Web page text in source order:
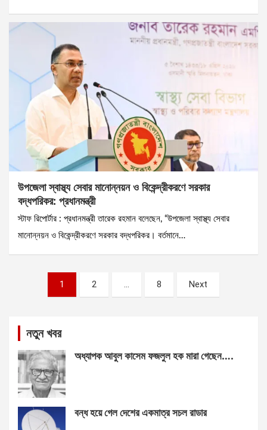
উপজেলা স্বাস্থ্য সেবার মানোন্নয়ন ও বিকেন্দ্রীকরণে সরকার
বদ্ধপরিকর: প্রধানমন্ত্রী
স্টাফ রিপোর্টার : প্রধানমন্ত্রী তারেক রহমান বলেছেন, “উপজেলা স্বাস্থ্য সেবার
মানোন্নয়ন ও বিকেন্দ্রীকরণে সরকার বদ্ধপরিকর। বর্তমানে…
pagination
1 2 … 8 Next
নতুন খবর
অধ্যাপক আবুল কাসেম ফজলুল হক মারা গেছেন….
বন্ধ হয়ে গেল দেশের একমাত্র সচল রাডার